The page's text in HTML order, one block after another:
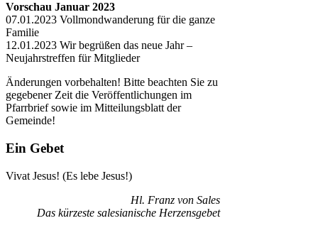
Vorschau Januar 2023
07.01.2023 Vollmondwanderung für die ganze
Familie
12.01.2023 Wir begrüßen das neue Jahr –
Neujahrstreffen für Mitglieder
Änderungen vorbehalten! Bitte beachten Sie zu
gegebener Zeit die Veröffentlichungen im
Pfarrbrief sowie im Mitteilungsblatt der
Gemeinde!
Ein Gebet
Vivat Jesus! (Es lebe Jesus!)
Hl. Franz von Sales
Das kürzeste salesianische Herzensgebet